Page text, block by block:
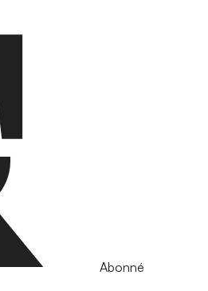
Abonné